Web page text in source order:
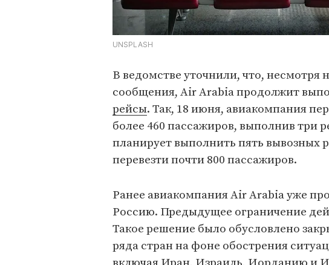
UNSPLASH
В ведомстве уточнили, что, несмотря
сообщения, Air Arabia продолжит
рейсы. Так, 18 июня, авиакомпания
более 460 пассажиров, выполнив три
планирует выполнить пять вывозных
перевезти почти 800 пассажиров.
Ранее авиакомпания Air Arabia уже
Россию. Предыдущее ограничение
Такое решение было обусловлено
ряда стран на фоне обострения